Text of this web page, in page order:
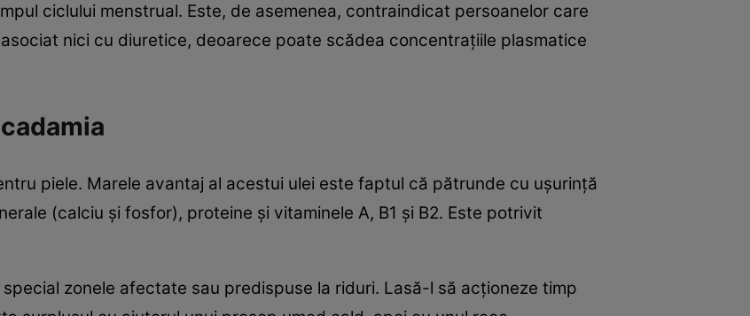
ciclului menstrual. Este, de asemenea, contraindicat persoanelor care
nici cu diuretice, deoarece poate scădea concentraţiile plasmatice
piele. Marele avantaj al acestui ulei este faptul că pătrunde cu uşurinţă
(calciu şi fosfor), proteine şi vitaminele A, B1 şi B2. Este potrivit
zonele afectate sau predispuse la riduri. Lasă-l să acţioneze timp